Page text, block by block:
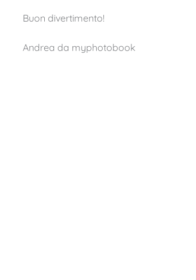
Buon divertimento!
Andrea da myphotobook